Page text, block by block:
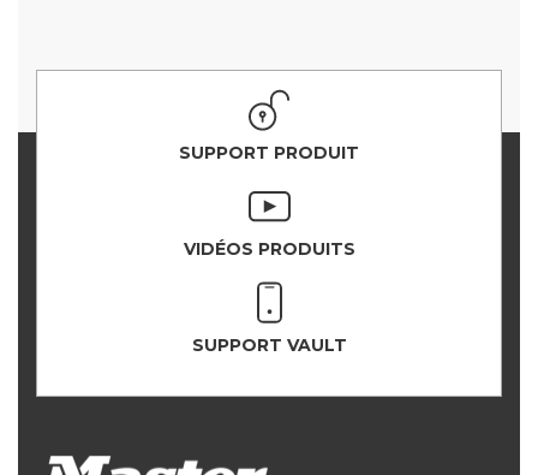
SUPPORT PRODUIT
VIDÉOS PRODUITS
SUPPORT VAULT